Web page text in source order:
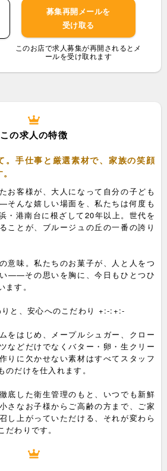
募集再開メールを
受け取る
このお店で求人募集が再開されるとメ
ールを受け取れます
この求人の特徴
。手仕事と厳選素材で、家族の笑顔
お客様が、大人になって自分の子ども
んな嬉しい場面を、私たちは何度も
・港南台に根ざして20年以上。世代を
ことが、ブルージュの丘の一番の誇り
意味。私たちのお菓子が、人と人をつ
——その思いを胸に、今日もひとつひ
す。
と、安心へのこだわり +:-:+:-
をはじめ、メープルシュガー、クロー
などだけでなくバター・卵・生クリー
りに欠かせない素材はすべてスタッフ
だけを仕入れます。
底した衛生管理のもと、いつでも新鮮
さなお子様からご高齢の方まで、ご家
し上がっていただける、それが変わら
わりです。